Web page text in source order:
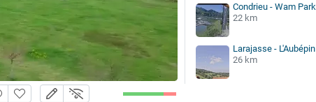
Condrieu - Wam Park
22 km
Larajasse - L'Aubépin
26 km